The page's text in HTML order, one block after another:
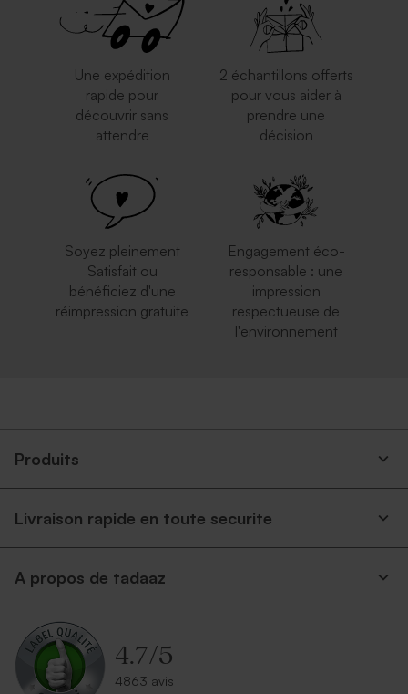
Enveloppe mariage grand
format crème
grand format
Une expédition
rapide pour
découvrir sans
attendre
2 échantillons offerts
pour vous aider à
prendre une
décision
Soyez pleinement
Satisfait ou
bénéficiez d'une
réimpression gratuite
Engagement éco-
responsable : une
impression
respectueuse de
l'environnement
Produits
Livraison rapide en toute securite
A propos de tadaaz
4.7/5
4863 avis